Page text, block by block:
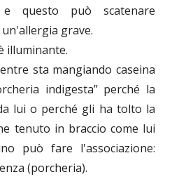
questo può scatenare
grave.
illuminante.
sta mangiando caseina
indigesta” perché la
lui o perché gli ha tolto la
tenuto in braccio come lui
può fare l'associazione:
(porcheria).